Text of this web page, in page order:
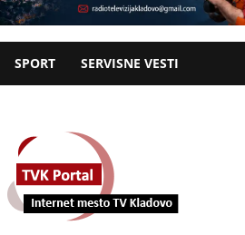
SPORT SERVISNE VESTI